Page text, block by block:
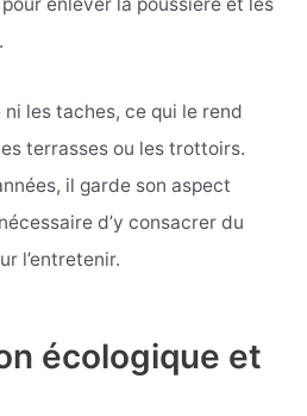
les taches, ce qui le rend
terrasses ou les trottoirs.
il garde son aspect
d’y consacrer du
l’entretenir.
écologique et